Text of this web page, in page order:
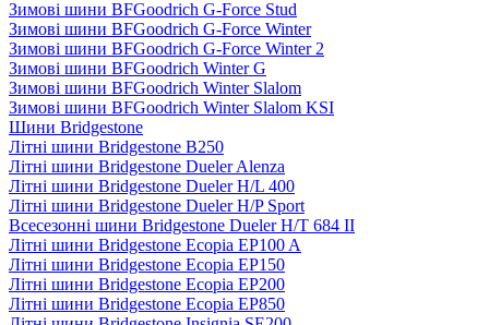
Зимові шини BFGoodrich G-Force Stud
Зимові шини BFGoodrich G-Force Winter
Зимові шини BFGoodrich G-Force Winter 2
Зимові шини BFGoodrich Winter G
Зимові шини BFGoodrich Winter Slalom
Зимові шини BFGoodrich Winter Slalom KSI
Шини Bridgestone
Літні шини Bridgestone B250
Літні шини Bridgestone Dueler Alenza
Літні шини Bridgestone Dueler H/L 400
Літні шини Bridgestone Dueler H/P Sport
Всесезонні шини Bridgestone Dueler H/T 684 II
Літні шини Bridgestone Ecopia EP100 A
Літні шини Bridgestone Ecopia EP150
Літні шини Bridgestone Ecopia EP200
Літні шини Bridgestone Ecopia EP850